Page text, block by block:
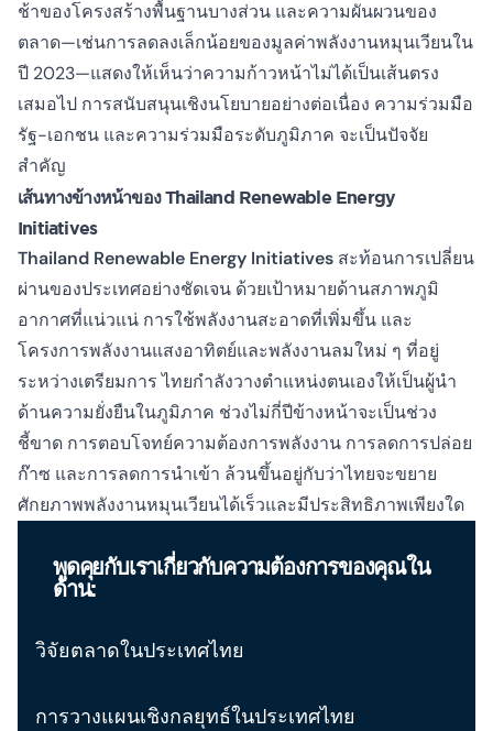
ช้าของโครงสร้างพื้นฐานบางส่วน และความผันผวนของ
ตลาด—เช่นการลดลงเล็กน้อยของมูลค่าพลังงานหมุนเวียนใน
ปี 2023—แสดงให้เห็นว่าความก้าวหน้าไม่ได้เป็นเส้นตรง
เสมอไป การสนับสนุนเชิงนโยบายอย่างต่อเนื่อง ความร่วมมือ
รัฐ-เอกชน และความร่วมมือระดับภูมิภาค จะเป็นปัจจัย
สำคัญ
เส้นทางข้างหน้าของ Thailand Renewable Energy
Initiatives
Thailand Renewable Energy Initiatives สะท้อนการเปลี่ยน
ผ่านของประเทศอย่างชัดเจน ด้วยเป้าหมายด้านสภาพภูมิ
อากาศที่แน่วแน่ การใช้พลังงานสะอาดที่เพิ่มขึ้น และ
โครงการพลังงานแสงอาทิตย์และพลังงานลมใหม่ ๆ ที่อยู่
ระหว่างเตรียมการ ไทยกำลังวางตำแหน่งตนเองให้เป็นผู้นำ
ด้านความยั่งยืนในภูมิภาค ช่วงไม่กี่ปีข้างหน้าจะเป็นช่วง
ชี้ขาด การตอบโจทย์ความต้องการพลังงาน การลดการปล่อย
ก๊าซ และการลดการนำเข้า ล้วนขึ้นอยู่กับว่าไทยจะขยาย
ศักยภาพพลังงานหมุนเวียนได้เร็วและมีประสิทธิภาพเพียงใด
พูดคุยกับเราเกี่ยวกับความต้องการของคุณใน
ด้าน:
วิจัยตลาดในประเทศไทย
การวางแผนเชิงกลยุทธ์ในประเทศไทย